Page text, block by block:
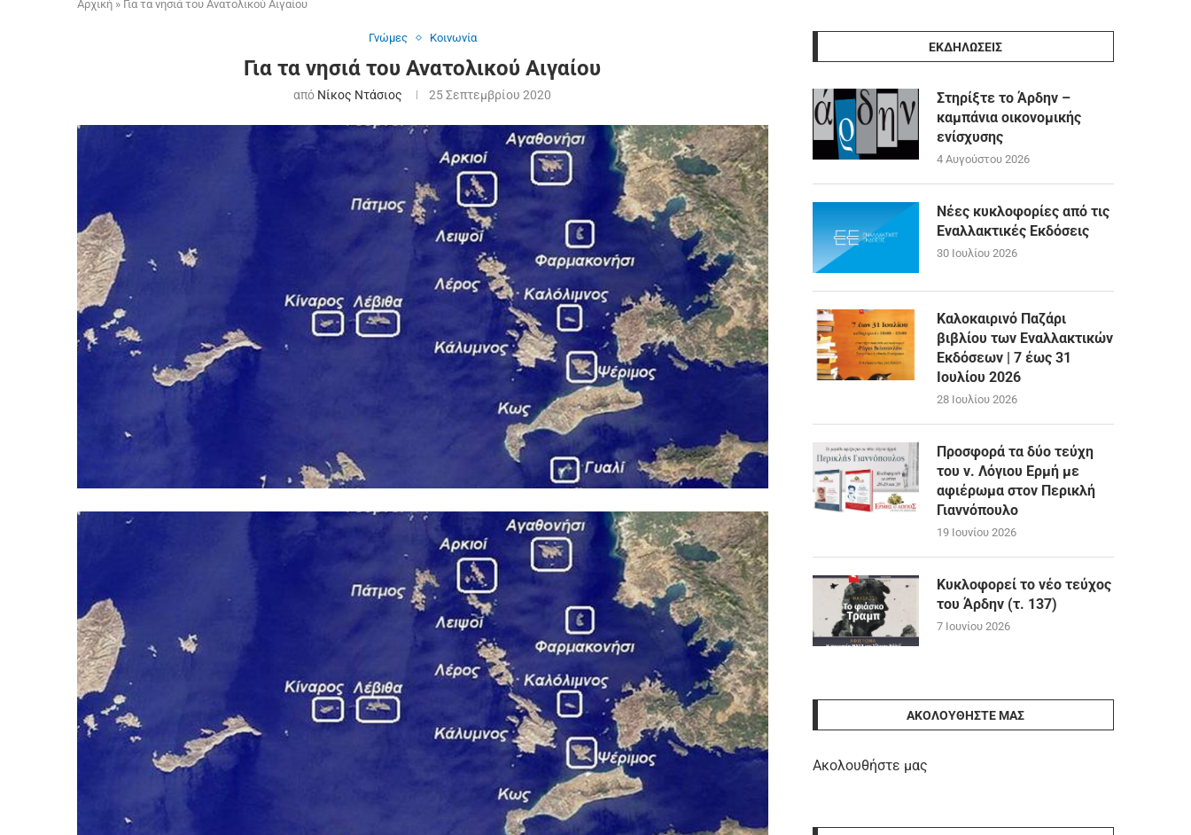
Αρχική » Για τα νησιά του Ανατολικού Αιγαίου
Γνώμες Κοινωνία
Για τα νησιά του Ανατολικού Αιγαίου
από Νίκος Ντάσιος 25 Σεπτεμβρίου 2020
ΕΚΔΗΛΩΣΕΙΣ
Στηρίξτε το Άρδην –
καμπάνια οικονομικής
ενίσχυσης
4 Αυγούστου 2026
Νέες κυκλοφορίες από τις
Εναλλακτικές Εκδόσεις
30 Ιουλίου 2026
Καλοκαιρινό Παζάρι
βιβλίου των Εναλλακτικών
Εκδόσεων | 7 έως 31
Ιουλίου 2026
28 Ιουλίου 2026
Προσφορά τα δύο τεύχη
του ν. Λόγιου Ερμή με
αφιέρωμα στον Περικλή
Γιαννόπουλο
19 Ιουνίου 2026
Κυκλοφορεί το νέο τεύχος
του Άρδην (τ. 137)
7 Ιουνίου 2026
ΑΚΟΛΟΥΘΉΣΤΕ ΜΑΣ
Ακολουθήστε μας